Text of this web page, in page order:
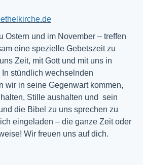
Ostern und im November – treffen
eine spezielle Gebetszeit zu
Zeit, mit Gott und mit uns in
In stündlich wechselnden
wir in seine Gegenwart kommen,
Stille aushalten und sein
die Bibel zu uns sprechen zu
eingeladen – die ganze Zeit oder
Wir freuen uns auf dich.